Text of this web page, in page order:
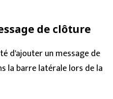
de clôture
d'ajouter un message de
la barre latérale lors de la